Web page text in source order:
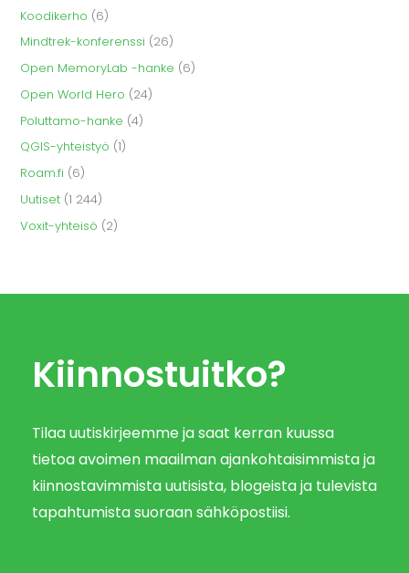
Koodikerho (6)
Mindtrek-konferenssi (26)
Open MemoryLab -hanke (6)
Open World Hero (24)
Poluttamo-hanke (4)
QGIS-yhteistyö (1)
Roam.fi (6)
Uutiset (1 244)
Voxit-yhteisö (2)
Kiinnostuitko?
Tilaa uutiskirjeemme ja saat kerran kuussa
tietoa avoimen maailman ajankohtaisimmista ja
kiinnostavimmista uutisista, blogeista ja tulevista
tapahtumista suoraan sähköpostiisi.